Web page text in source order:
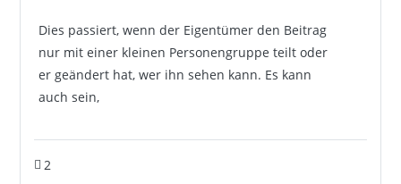
Dies passiert, wenn der Eigentümer den Beitrag
nur mit einer kleinen Personengruppe teilt oder
er geändert hat, wer ihn sehen kann. Es kann
auch sein,
2